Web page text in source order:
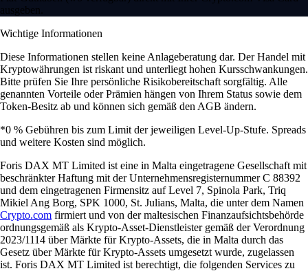
ausgeben.
Wichtige Informationen
Diese Informationen stellen keine Anlageberatung dar. Der Handel mit
Kryptowährungen ist riskant und unterliegt hohen Kursschwankungen.
Bitte prüfen Sie Ihre persönliche Risikobereitschaft sorgfältig. Alle
genannten Vorteile oder Prämien hängen von Ihrem Status sowie dem
Token-Besitz ab und können sich gemäß den AGB ändern.
*0 % Gebühren bis zum Limit der jeweiligen Level-Up-Stufe. Spreads
und weitere Kosten sind möglich.
Foris DAX MT Limited ist eine in Malta eingetragene Gesellschaft mit
beschränkter Haftung mit der Unternehmensregisternummer C 88392
und dem eingetragenen Firmensitz auf Level 7, Spinola Park, Triq
Mikiel Ang Borg, SPK 1000, St. Julians, Malta, die unter dem Namen
Crypto.com firmiert und von der maltesischen Finanzaufsichtsbehörde
ordnungsgemäß als Krypto-Asset-Dienstleister gemäß der Verordnung
2023/1114 über Märkte für Krypto-Assets, die in Malta durch das
Gesetz über Märkte für Krypto-Assets umgesetzt wurde, zugelassen
ist. Foris DAX MT Limited ist berechtigt, die folgenden Services zu